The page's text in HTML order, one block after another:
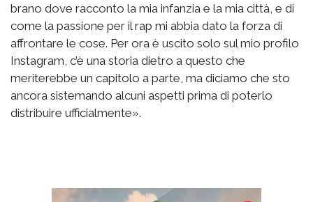
brano dove racconto la mia infanzia e la mia città, e di
come la passione per il rap mi abbia dato la forza di
affrontare le cose. Per ora è uscito solo sul mio profilo
Instagram, c’è una storia dietro a questo che
meriterebbe un capitolo a parte, ma diciamo che sto
ancora sistemando alcuni aspetti prima di poterlo
distribuire ufficialmente».